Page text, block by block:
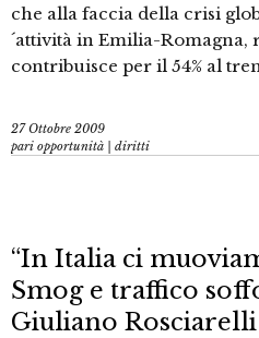
che alla faccia della crisi
´attività in Emilia-Romagna,
contribuisce per il 54% al
27 Ottobre 2009
pari opportunità | diritti
“In Italia ci
Smog e traffico
Giuliano Rosciarelli